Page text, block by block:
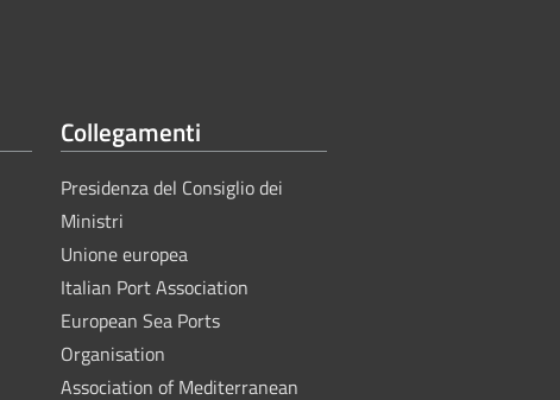
Collegamenti
Presidenza del Consiglio dei
Ministri
Unione europea
Italian Port Association
European Sea Ports
Organisation
Association of Mediterranean